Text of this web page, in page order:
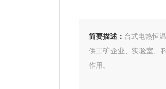
简要描述： 台式电热恒
供工矿企业、实验室、
作用。